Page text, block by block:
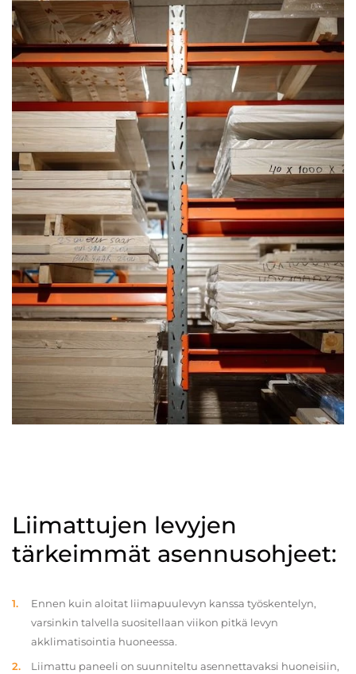
Liimattujen levyjen
tärkeimmät asennusohjeet:
Ennen kuin aloitat liimapuulevyn kanssa työskentelyn,
varsinkin talvella suositellaan viikon pitkä levyn
akklimatisointia huoneessa.
Liimattu paneeli on suunniteltu asennettavaksi huoneisiin,